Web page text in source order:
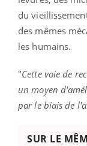
du
des mêmes
les humains.
"Cette voie de
un moyen
par le biais de
SUR LE